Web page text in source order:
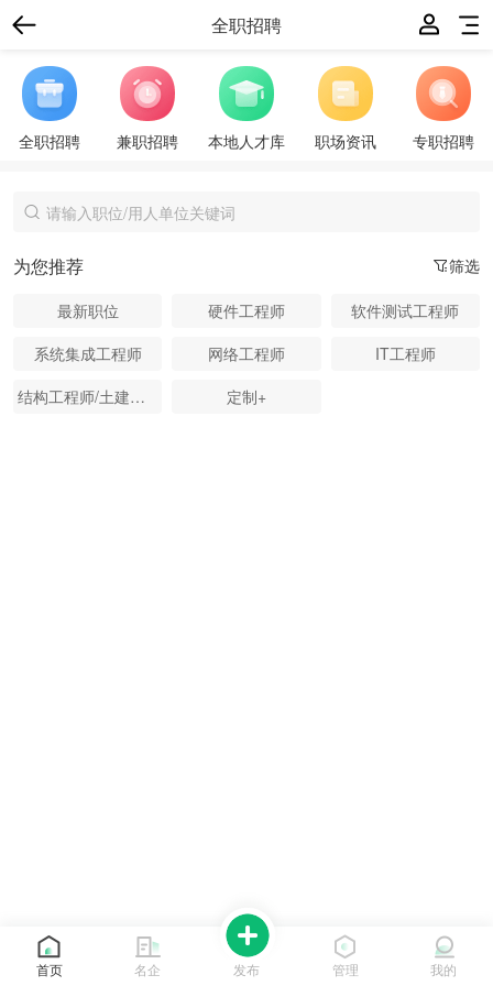
全职招聘
全职招聘 兼职招聘 本地人才库 职场资讯 专职招聘
筛选
为您推荐
最新职位 硬件工程师
软件测试工程师
系统集成工程师
网络工程师
IT工程师
结构工程师/土建工程师
定制+
首页 名企 发布 管理 我的